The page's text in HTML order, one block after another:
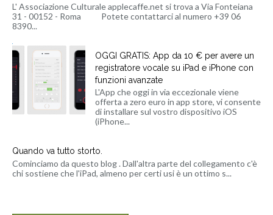
L' Associazione Culturale applecaffe.net si trova a Via Fonteiana
31 - 00152 - Roma Potete contattarci al numero +39 06
8390...
OGGI GRATIS: App da 10 € per avere un
registratore vocale su iPad e iPhone con
funzioni avanzate
L'App che oggi in via eccezionale viene
offerta a zero euro in app store, vi consente
di installare sul vostro dispositivo iOS
(iPhone...
Quando va tutto storto.
Cominciamo da questo blog . Dall'altra parte del collegamento c'è
chi sostiene che l'iPad, almeno per certi usi è un ottimo s...